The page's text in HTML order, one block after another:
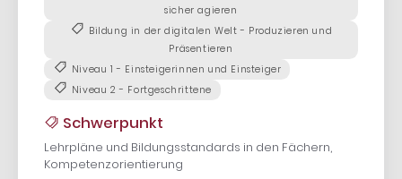
sicher agieren
Bildung in der digitalen Welt - Produzieren und
Präsentieren
Niveau 1 - Einsteigerinnen und Einsteiger
Niveau 2 - Fortgeschrittene
Schwerpunkt
Lehrpläne und Bildungsstandards in den Fächern,
Kompetenzorientierung